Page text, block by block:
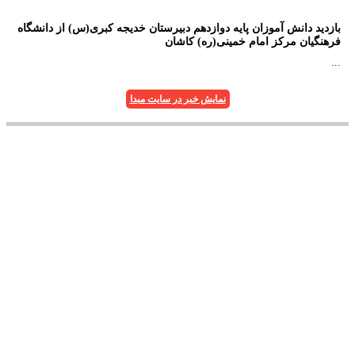
بازدید دانش آموزان پایه دوازدهم دبیرستان خدیجه کبری(س) از دانشگاه
فرهنگیان مرکز امام خمینی(ره) کاشان
نمایش خبر در سایت مبدا